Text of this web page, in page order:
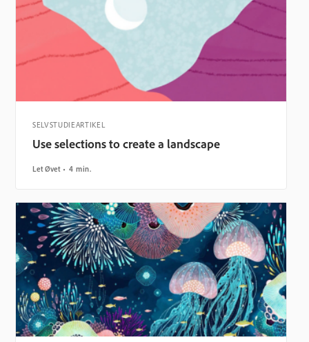
SELVSTUDIEARTIKEL
Use selections to create a landscape
Let Øvet 4 min.